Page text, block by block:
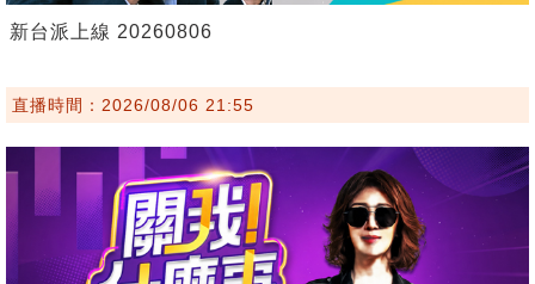
新台派上線 20260806
直播時間：2026/08/06 21:55